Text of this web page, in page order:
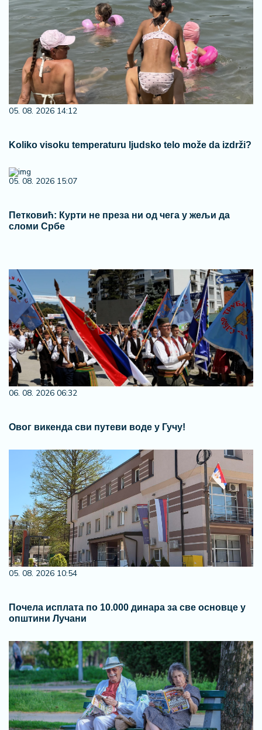
05. 08. 2026 14:12
Koliko visoku temperaturu ljudsko telo može da izdrži?
05. 08. 2026 15:07
Петковић: Курти не преза ни од чега у жељи да
сломи Србе
06. 08. 2026 06:32
Овог викенда сви путеви воде у Гучу!
05. 08. 2026 10:54
Почела исплата по 10.000 динара за све основце у
општини Лучани